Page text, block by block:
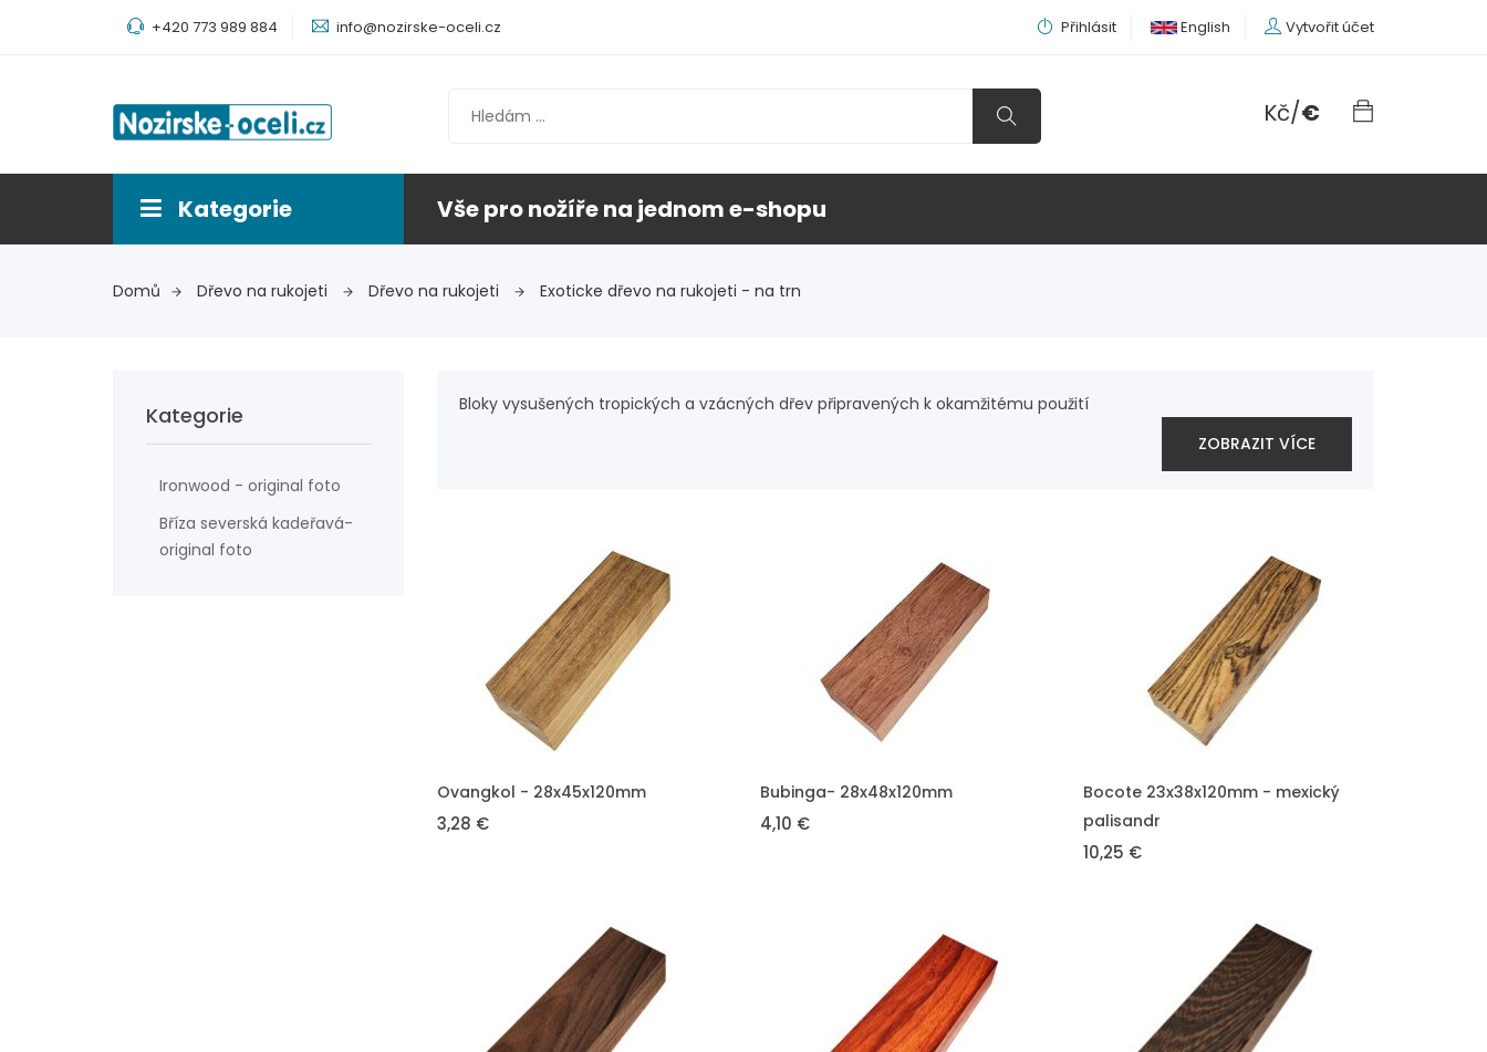
+420 773 989 884 info@nozirske-oceli.cz Přihlásit English Vytvořit účet
Kč/€
Kategorie Vše pro nožíře na jednom e-shopu
Domů Dřevo na rukojeti Dřevo na rukojeti Exoticke dřevo na rukojeti - na trn
Kategorie
Ironwood - original foto
Bříza severská kadeřavá-
original foto
Bloky vysušených tropických a vzácných dřev připravených k okamžitému použití
ZOBRAZIT VÍCE
VLOŽIT DO KOŠÍKU
Ovangkol - 28x45x120mm
3,28 €
VLOŽIT DO KOŠÍKU
Bubinga- 28x48x120mm
4,10 €
VLOŽIT DO KOŠÍKU
Bocote 23x38x120mm - mexický
palisandr
10,25 €